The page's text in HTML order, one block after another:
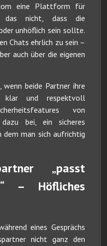
eine Plattform für
das nicht, dass die
unhöflich sein sollte.
Chats ehrlich zu sein –
auch über die eigenen
wenn beide Partner ihre
klar und respektvoll
von
dazu bei, ein sicheres
man sich aufrichtig
„passt
– Höfliches
eines Gesprächs
nicht ganz den